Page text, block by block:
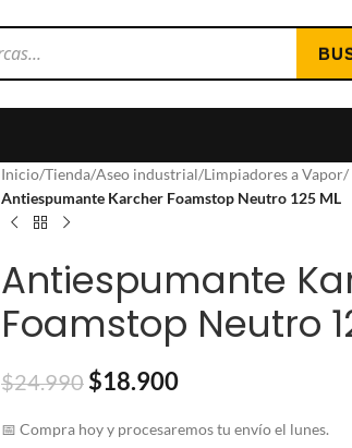
Inicio/Tienda/Aseo industrial/Limpiadores a Vapor/
Antiespumante Karcher Foamstop Neutro 125 ML
Antiespumante
Foamstop Neutro
$24.990 $18.900
📅 Compra hoy y procesaremos tu envío el lunes.